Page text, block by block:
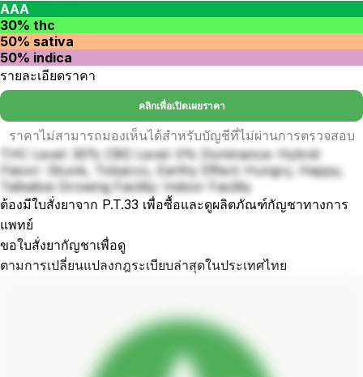
AAA
30% thc
50% sativa
50% indica
รายละเอียดราคา
คลิกเพื่อเปิดเผยราคา
ราคาไม่สามารถมองเห็นได้สำหรับบัญชีที่ไม่ผ่านการตรวจสอบ
THC Level: 30% CBD Level: 0% Dominance: Hybrid
Flavor: Skunk, Tobacco, Earthy Effect: Hungry, Happy,
Talkative Growing Facility: Indoor Facility
ต้องมีใบสั่งยาจาก P.T.33 เพื่อซื้อและดูผลิตภัณฑ์กัญชาทางการ
แพทย์
ขอใบสั่งยากัญชาเพื่อดู
ตามการเปลี่ยนแปลงกฎระเบียบล่าสุดในประเทศไทย